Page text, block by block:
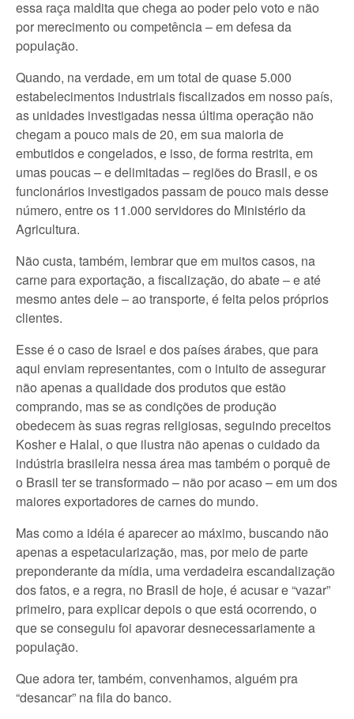
essa raça maldita que chega ao poder pelo voto e não
por merecimento ou competência – em defesa da
população.
Quando, na verdade, em um total de quase 5.000
estabelecimentos industriais fiscalizados em nosso país,
as unidades investigadas nessa última operação não
chegam a pouco mais de 20, em sua maioria de
embutidos e congelados, e isso, de forma restrita, em
umas poucas – e delimitadas – regiões do Brasil, e os
funcionários investigados passam de pouco mais desse
número, entre os 11.000 servidores do Ministério da
Agricultura.
Não custa, também, lembrar que em muitos casos, na
carne para exportação, a fiscalização, do abate – e até
mesmo antes dele – ao transporte, é feita pelos próprios
clientes.
Esse é o caso de Israel e dos países árabes, que para
aqui enviam representantes, com o intuito de assegurar
não apenas a qualidade dos produtos que estão
comprando, mas se as condições de produção
obedecem às suas regras religiosas, seguindo preceitos
Kosher e Halal, o que ilustra não apenas o cuidado da
indústria brasileira nessa área mas também o porquê de
o Brasil ter se transformado – não por acaso – em um dos
maiores exportadores de carnes do mundo.
Mas como a idéia é aparecer ao máximo, buscando não
apenas a espetacularização, mas, por meio de parte
preponderante da mídia, uma verdadeira escandalização
dos fatos, e a regra, no Brasil de hoje, é acusar e “vazar”
primeiro, para explicar depois o que está ocorrendo, o
que se conseguiu foi apavorar desnecessariamente a
população.
Que adora ter, também, convenhamos, alguém pra
“desancar” na fila do banco.